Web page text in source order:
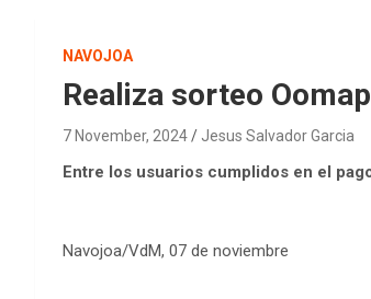
NAVOJOA
Realiza sorteo
7 November, 2024 Jesus Salvador Garcia
Entre los usuarios cumplidos en el
Navojoa/VdM, 07 de noviembre